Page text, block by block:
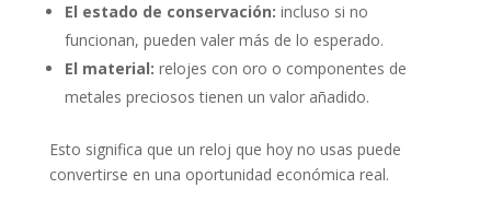
El estado de conservación: incluso si no
funcionan, pueden valer más de lo esperado.
El material: relojes con oro o componentes de
metales preciosos tienen un valor añadido.
Esto significa que un reloj que hoy no usas puede
convertirse en una oportunidad económica real.